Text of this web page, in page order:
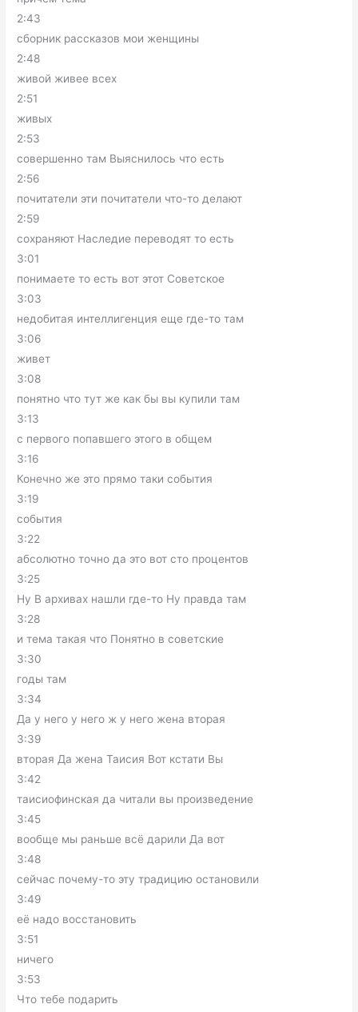
2:43
сборник рассказов мои женщины
2:48
живой живее всех
2:51
живых
2:53
совершенно там Выяснилось что есть
2:56
почитатели эти почитатели что-то делают
2:59
сохраняют Наследие переводят то есть
3:01
понимаете то есть вот этот Советское
3:03
недобитая интеллигенция еще где-то там
3:06
живет
3:08
понятно что тут же как бы вы купили там
3:13
с первого попавшего этого в общем
3:16
Конечно же это прямо таки события
3:19
события
3:22
абсолютно точно да это вот сто процентов
3:25
Ну В архивах нашли где-то Ну правда там
3:28
и тема такая что Понятно в советские
3:30
годы там
3:34
Да у него у него ж у него жена вторая
3:39
вторая Да жена Таисия Вот кстати Вы
3:42
таисиофинская да читали вы произведение
3:45
вообще мы раньше всё дарили Да вот
3:48
сейчас почему-то эту традицию остановили
3:49
её надо восстановить
3:51
ничего
3:53
Что тебе подарить